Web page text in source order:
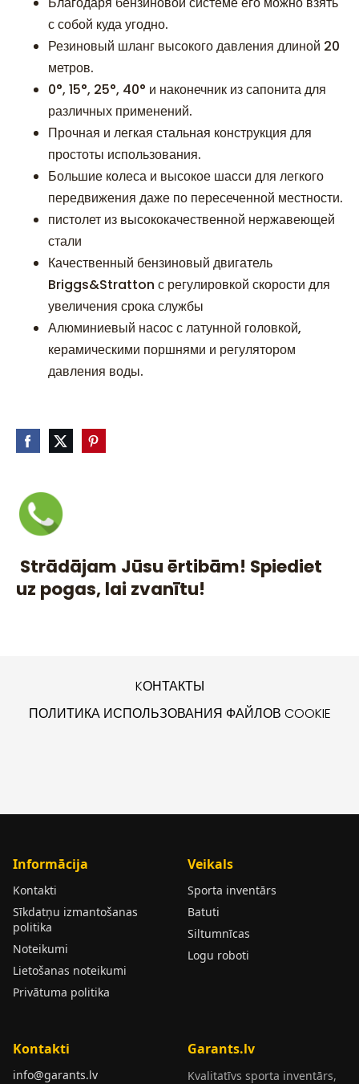
Strādājam Jūsu ērtibām! Spiediet
uz pogas, lai zvanītu!
с собой куда угодно.
Резиновый шланг высокого давления длиной 20
метров.
0°, 15°, 25°, 40° и наконечник из сапонита для
различных применений.
Прочная и легкая стальная конструкция для
простоты использования.
Большие колеса и высокое шасси для легкого
передвижения даже по пересеченной местности.
пистолет из высококачественной нержавеющей
стали
Качественный бензиновый двигатель
Briggs&Stratton с регулировкой скорости для
увеличения срока службы
Алюминиевый насос с латунной головкой,
керамическими поршнями и регулятором
давления воды.
KОНТАКТЫ
ПОЛИТИКА ИСПОЛЬЗОВАНИЯ ФАЙЛОВ COOKIE
Informācija
Kontakti
Sīkdatņu izmantošanas
politika
Noteikumi
Lietošanas noteikumi
Privātuma politika
Veikals
Sporta inventārs
Batuti
Siltumnīcas
Logu roboti
Kontakti
info@garants.lv
Garants.lv
Kvalitatīvs sporta inventārs,